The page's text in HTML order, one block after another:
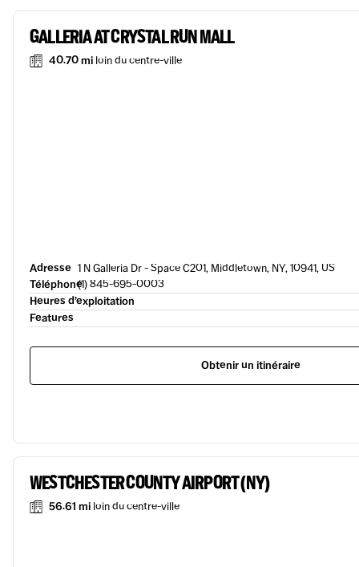
GALLERIA AT CRYSTAL RUN MALL
40.70 mi loin du centre-ville
Adresse 1 N Galleria Dr - Space C201, Middletown, NY, 10941, US
Téléphone(1) 845-695-0003
Heures d’exploitation
Features
Obtenir un itinéraire
WESTCHESTER COUNTY AIRPORT (NY)
56.61 mi loin du centre-ville